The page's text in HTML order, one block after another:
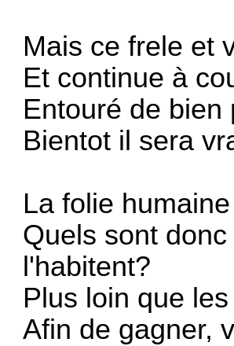
Mais ce frele et
Et continue à
Entouré de
Bientot il sera
La folie
Quels sont
l'habitent?
Plus loin que
Afin de gagner,